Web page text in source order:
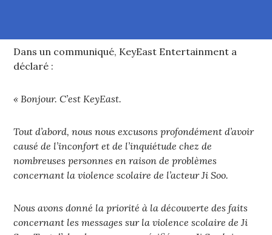
Dans un communiqué, KeyEast Entertainment a
déclaré :
« Bonjour. C’est KeyEast.
Tout d’abord, nous nous excusons profondément d’avoir
causé de l’inconfort et de l’inquiétude chez de
nombreuses personnes en raison de problèmes
concernant la violence scolaire de l’acteur Ji Soo.
Nous avons donné la priorité à la découverte des faits
concernant les messages sur la violence scolaire de Ji